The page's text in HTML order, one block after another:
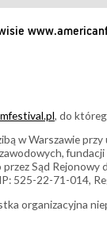
, do
w Warszawie
Sąd Rejonowy
525-22-71-014,
organizacyjna